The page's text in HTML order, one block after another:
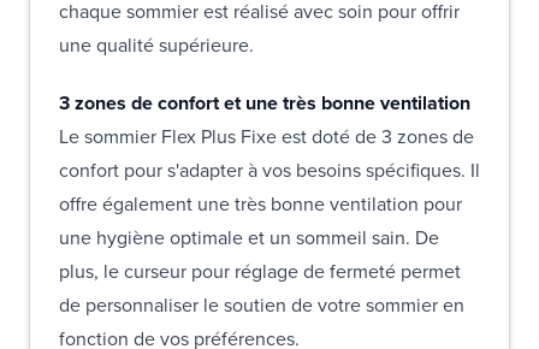
chaque sommier est réalisé avec soin pour offrir
une qualité supérieure.
3 zones de confort et une très bonne ventilation
Le sommier Flex Plus Fixe est doté de 3 zones de
confort pour s'adapter à vos besoins spécifiques. Il
offre également une très bonne ventilation pour
une hygiène optimale et un sommeil sain. De
plus, le curseur pour réglage de fermeté permet
de personnaliser le soutien de votre sommier en
fonction de vos préférences.